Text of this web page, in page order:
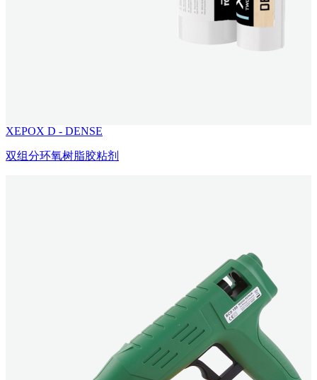
XEPOX D - DENSE
双组分环氧树脂胶粘剂